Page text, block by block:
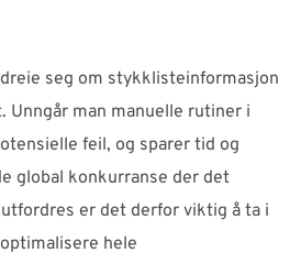
seg om stykklisteinformasjon
Unngår man manuelle rutiner i
feil, og sparer tid og
global konkurranse der det
er det derfor viktig å ta i
hele